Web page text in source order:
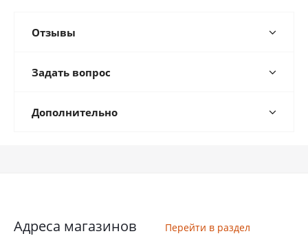
Отзывы
Задать вопрос
Дополнительно
Адреса магазинов Перейти в раздел